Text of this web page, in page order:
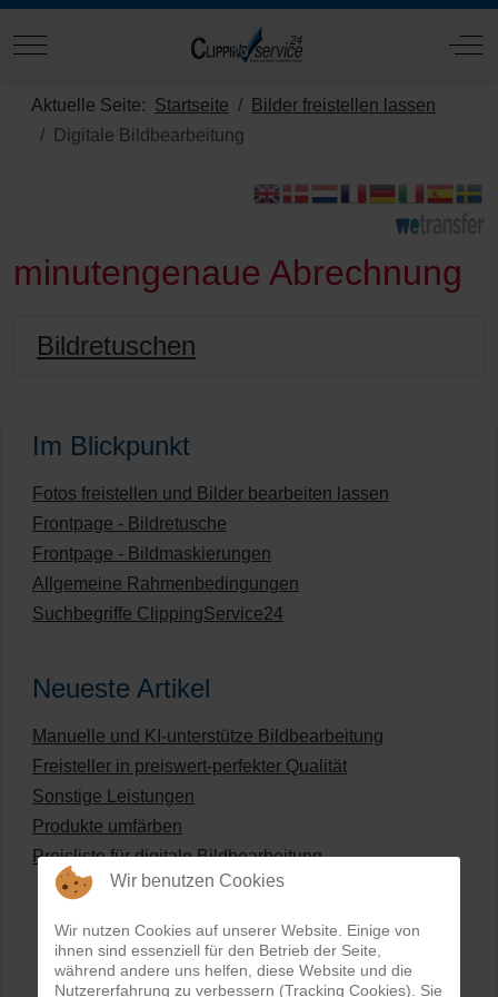
Mobile Menu Toggle Off-
Aktuelle Seite: Startseite
Bilder freistellen lassen
Digitale Bildbearbeitung
minutengenaue Abrechnung
Bildretuschen
Im Blickpunkt
Fotos freistellen und Bilder bearbeiten lassen
Frontpage - Bildretusche
Frontpage - Bildmaskierungen
Allgemeine Rahmenbedingungen
Suchbegriffe ClippingService24
Neueste Artikel
Manuelle und KI-unterstütze Bildbearbeitung
Freisteller in preiswert-perfekter Qualität
Sonstige Leistungen
Produkte umfärben
Preisliste für digitale Bildbearbeitung
Wir benutzen Cookies
Wir nutzen Cookies auf unserer Website. Einige von
ihnen sind essenziell für den Betrieb der Seite,
während andere uns helfen, diese Website und die
Nutzererfahrung zu verbessern (Tracking Cookies). Sie